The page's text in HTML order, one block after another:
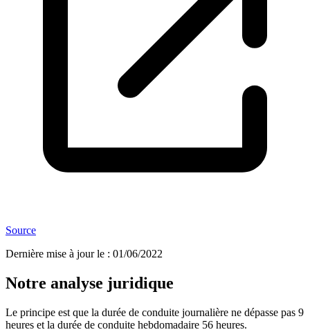
Source
Dernière mise à jour le : 01/06/2022
Notre analyse juridique
Le principe est que la durée de conduite journalière ne dépasse pas 9
heures et la durée de conduite hebdomadaire 56 heures.